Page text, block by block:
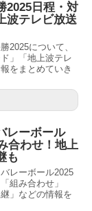
2025日程・対
波テレビ放送
2025について、
」「地上波テレ
をまとめていき
レーボール
合わせ！地上
も
レーボール2025
組み合わせ」
」などの情報を